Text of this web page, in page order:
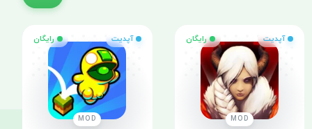
آپدیت رایگان
MOD
آپدیت رایگان
MOD